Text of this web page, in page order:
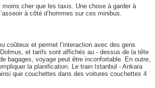
cher que les taxis. Une chose à garder à
à côté d’hommes sur ces minibus.
coûteux et permet l’interaction avec des gens
et tarifs sont affichés au - dessus de la tête
bagages, voyage peut être inconfortable. En outre,
la planification. Le train Istanbul - Ankara
que couchettes dans des voitures couchettes 4